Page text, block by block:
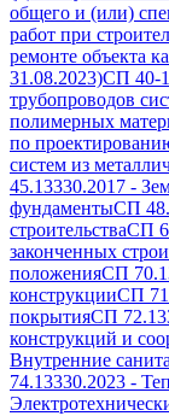
общего и (или)
работ при
ремонте объекта
31.08.2023)СП 40-
трубопроводов
полимерных
по
систем из
45.13330.2017 -
фундаментыСП
строительстваСП
законченных
положенияСП
конструкцииСП
покрытияСП
конструкций и
Внутренние
74.13330.2023 -